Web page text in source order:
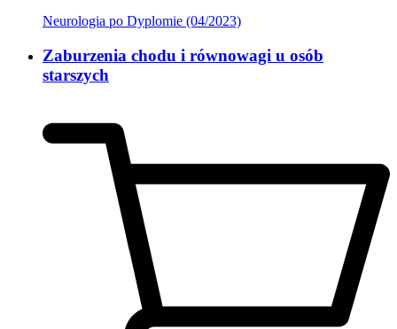
Neurologia po Dyplomie (04/2023)
Zaburzenia chodu i równowagi u osób
starszych